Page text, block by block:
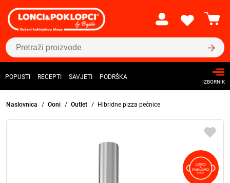
POPUSTI RECEPTI SAVJETI PODRŠKA
IZBORNIK
Naslovnica Ooni Outlet Hibridne pizza pećnice